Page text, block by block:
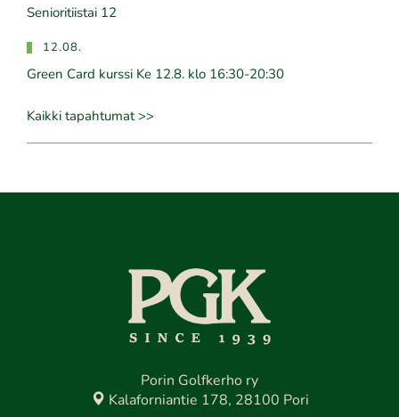
Senioritiistai 12
12.08.
Green Card kurssi Ke 12.8. klo 16:30-20:30
Kaikki tapahtumat >>
Porin Golfkerho ry
Kalaforniantie 178, 28100 Pori